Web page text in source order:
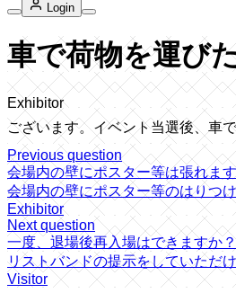
Login
車で荷物を運び
Exhibitor
ございます。イベント当選後、車
Previous question
会場内の壁にポスター等は張れま
会場内の壁にポスター等のはりつ
Exhibitor
Next question
一度、退場後再入場はできますか？
リストバンドの提示をしていただ
Visitor